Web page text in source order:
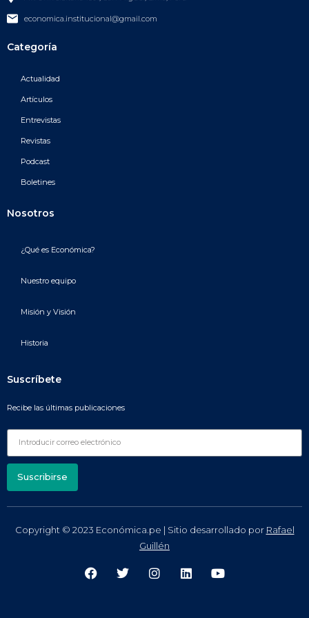
economica.institucional@gmail.com
Categoría
Actualidad
Artículos
Entrevistas
Revistas
Podcast
Boletines
Nosotros
¿Qué es Económica?
Nuestro equipo
Misión y Visión
Historia
Suscríbete
Recibe las últimas publicaciones
Suscribirse
Copyright © 2023 Económica.pe | Sitio desarrollado por Rafael
Guillén